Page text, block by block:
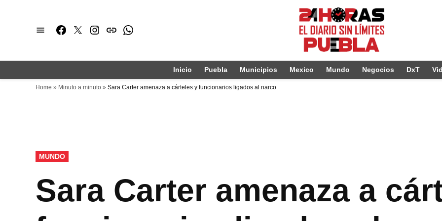
Facebook
TwitterInstagram
issuuWhatsapp
Inicio Puebla Municipios Mexico Mundo Negocios DxT
Home » Minuto a minuto » Sara Carter amenaza a cárteles y funcionarios ligados al narco
PUBLICADO
EN
MUNDO
Sara Carter amenaza a